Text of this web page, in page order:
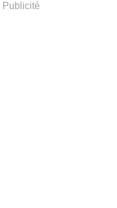
Publicité